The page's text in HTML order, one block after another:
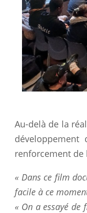
Au-delà de la
développement
renforcement de
« Dans ce film
facile à ce
« On a essayé